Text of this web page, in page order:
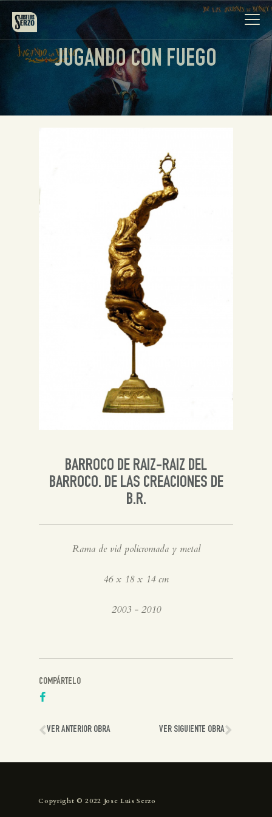
Obra
JUGANDO CON FUEGO
BARROCO DE RAIZ-RAIZ DEL
BARROCO. DE LAS CREACIONES DE
B.R.
Rama de vid policromada y metal
46 x 18 x 14 cm
2003 - 2010
COMPÁRTELO
VER ANTERIOR OBRA VER SIGUIENTE OBRA
Copyright © 2022 Jose Luis Serzo